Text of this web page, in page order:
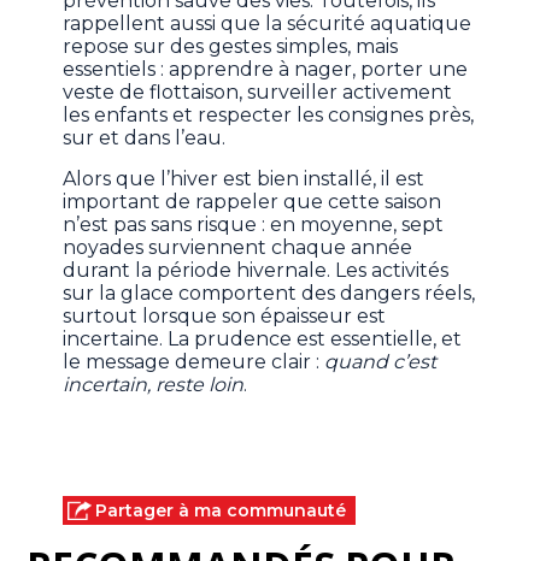
rappellent aussi que la sécurité aquatique
repose sur des gestes simples, mais
essentiels : apprendre à nager, porter une
veste de flottaison, surveiller activement
les enfants et respecter les consignes près,
sur et dans l’eau.
Alors que l’hiver est bien installé, il est
important de rappeler que cette saison
n’est pas sans risque : en moyenne, sept
noyades surviennent chaque année
durant la période hivernale. Les activités
sur la glace comportent des dangers réels,
surtout lorsque son épaisseur est
incertaine. La prudence est essentielle, et
le message demeure clair : quand c’est
incertain, reste loin.
Partager à ma communauté